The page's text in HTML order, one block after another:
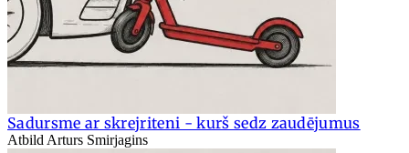
Sadursme ar skrejriteni - kurš sedz zaudējumus
Atbild Arturs Smirjagins